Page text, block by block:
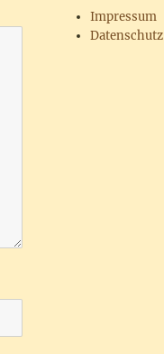
Impressum
Datenschutz